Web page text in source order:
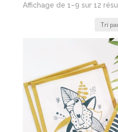
Affichage de 1–9 sur 12